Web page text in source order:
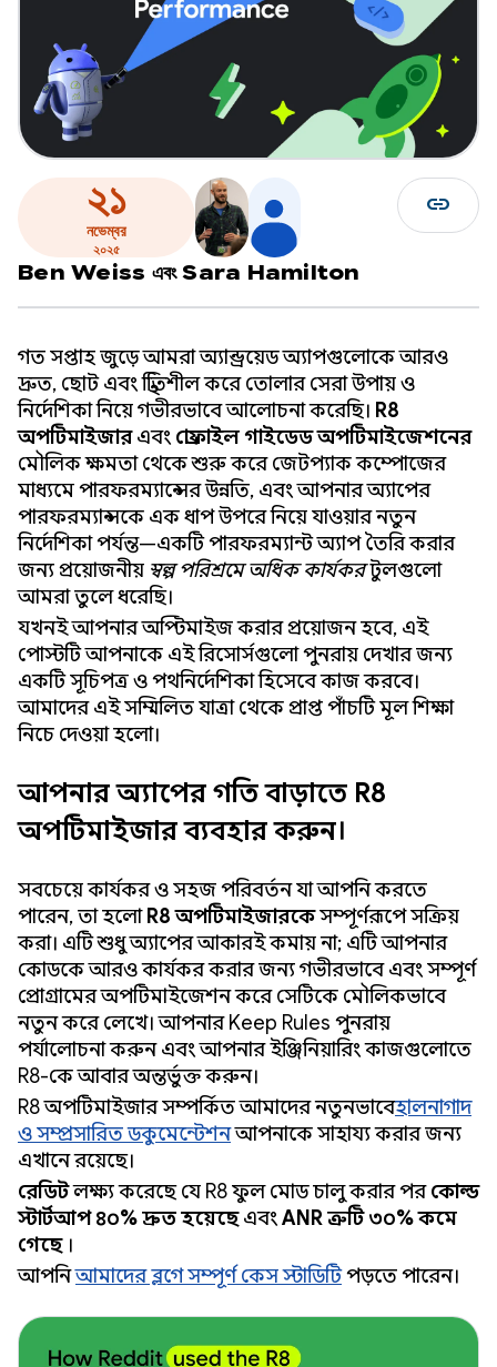
২১
নভেম্বর
২০২৫
Ben Weiss এবংSara Hamilton
link
গত সপ্তাহ জুড়ে আমরা অ্যান্ড্রয়েড অ্যাপগুলোকে আরও
দ্রুত, ছোট এবং স্থিতিশীল করে তোলার সেরা উপায় ও
নির্দেশিকা নিয়ে গভীরভাবে আলোচনা করেছি। R8
অপটিমাইজারএবং প্রোফাইল গাইডেড অপটিমাইজেশনের
মৌলিক ক্ষমতা থেকে শুরু করে জেটপ্যাক কম্পোজের
মাধ্যমে পারফরম্যান্সের উন্নতি, এবং আপনার অ্যাপের
পারফরম্যান্সকে এক ধাপ উপরে নিয়ে যাওয়ার নতুন
নির্দেশিকা পর্যন্ত—একটি পারফরম্যান্ট অ্যাপ তৈরি করার
জন্য প্রয়োজনীয় স্বল্প পরিশ্রমে অধিক কার্যকরটুলগুলো
আমরা তুলে ধরেছি।
যখনই আপনার অপ্টিমাইজ করার প্রয়োজন হবে, এই
পোস্টটি আপনাকে এই রিসোর্সগুলো পুনরায় দেখার জন্য
একটি সূচিপত্র ও পথনির্দেশিকা হিসেবে কাজ করবে।
আমাদের এই সম্মিলিত যাত্রা থেকে প্রাপ্ত পাঁচটি মূল শিক্ষা
নিচে দেওয়া হলো।
আপনার অ্যাপের গতি বাড়াতে R8
অপটিমাইজার ব্যবহার করুন।
সবচেয়ে কার্যকর ও সহজ পরিবর্তন যা আপনি করতে
পারেন, তা হলো R8 অপটিমাইজারকেসম্পূর্ণরূপে সক্রিয়
করা। এটি শুধু অ্যাপের আকারই কমায় না; এটি আপনার
কোডকে আরও কার্যকর করার জন্য গভীরভাবে এবং সম্পূর্ণ
প্রোগ্রামের অপটিমাইজেশন করে সেটিকে মৌলিকভাবে
নতুন করে লেখে। আপনার Keep Rules পুনরায়
পর্যালোচনা করুন এবং আপনার ইঞ্জিনিয়ারিং কাজগুলোতে
R8-কে আবার অন্তর্ভুক্ত করুন।
R8 অপটিমাইজার সম্পর্কিত আমাদের নতুনভাবেহালনাগাদ
ও সম্প্রসারিত ডকুমেন্টেশনআপনাকে সাহায্য করার জন্য
এখানে রয়েছে।
রেডিটলক্ষ্য করেছে যে R8 ফুল মোড চালু করার পরকোল্ড
স্টার্টআপ ৪০% দ্রুত হয়েছেএবংANR ত্রুটি ৩০% কমে
গেছে।
আপনিআমাদের ব্লগে সম্পূর্ণ কেস স্টাডিটিপড়তে পারেন।